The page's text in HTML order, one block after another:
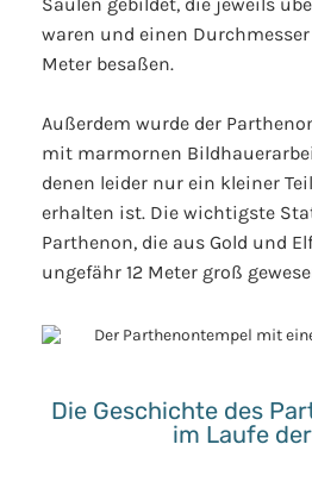
Säulen gebildet, die jeweils
waren und einen Durchmesser
Meter besaßen.
Außerdem wurde der
mit marmornen
denen leider nur ein kleiner
erhalten ist. Die wichtigste
Parthenon, die aus Gold und
ungefähr 12 Meter groß
Die Geschichte des
im Laufe